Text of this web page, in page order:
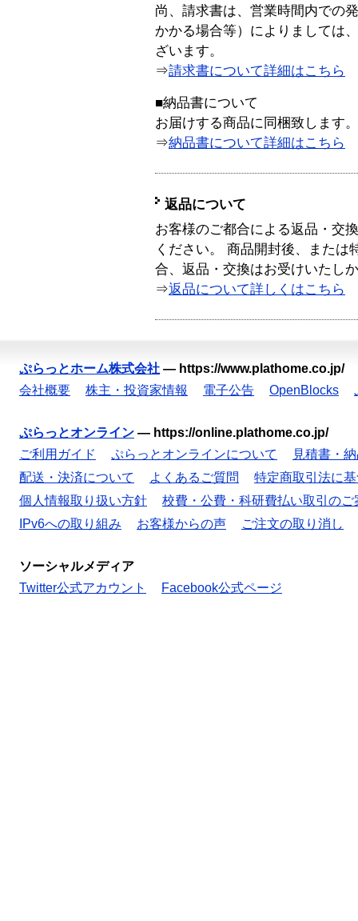
尚、請求書は、営業時間内での
かかる場合等）によりましては
ざいます。
⇒請求書について詳細はこちら
■納品書について
お届けする商品に同梱致します。
⇒納品書について詳細はこちら
返品について
お客様のご都合による返品・交
ください。 商品開封後、または
合、返品・交換はお受けいたし
⇒返品について詳しくはこちら
ぷらっとホーム株式会社 — https://www.plathome.co.jp/
会社概要
株主・投資家情報 電子公告 OpenBlocks
ぷらっとオンライン — https://online.plathome.co.jp/
ご利用ガイド
ぷらっとオンラインについて
見積書・
配送・決済について
よくあるご質問
特定商取引法に
個人情報取り扱い方針
校費・公費・科研費払い取引のご
IPv6への取り組み
お客様からの声 ご注文の取り消し
ソーシャルメディア
Twitter公式アカウント
Facebook公式ページ